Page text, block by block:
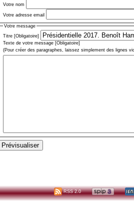
Votre nom
Votre adresse email
Votre message
Titre [Obligatoire]
Texte de votre message [Obligatoire]
(Pour créer des paragraphes, laissez simplement des lignes
RSS 2.0